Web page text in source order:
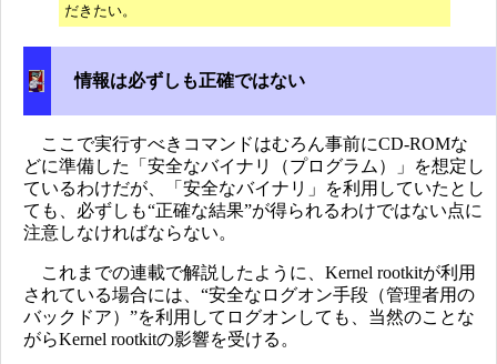
だきたい。
情報は必ずしも正確ではない
ここで実行すべきコマンドはむろん事前にCD-ROMな
どに準備した「安全なバイナリ（プログラム）」を想定し
ているわけだが、「安全なバイナリ」を利用していたとし
ても、必ずしも“正確な結果”が得られるわけではない点に
注意しなければならない。
これまでの連載で解説したように、Kernel rootkitが利用
されている場合には、“安全なログオン手段（管理者用の
バックドア）”を利用してログオンしても、当然のことな
がらKernel rootkitの影響を受ける。